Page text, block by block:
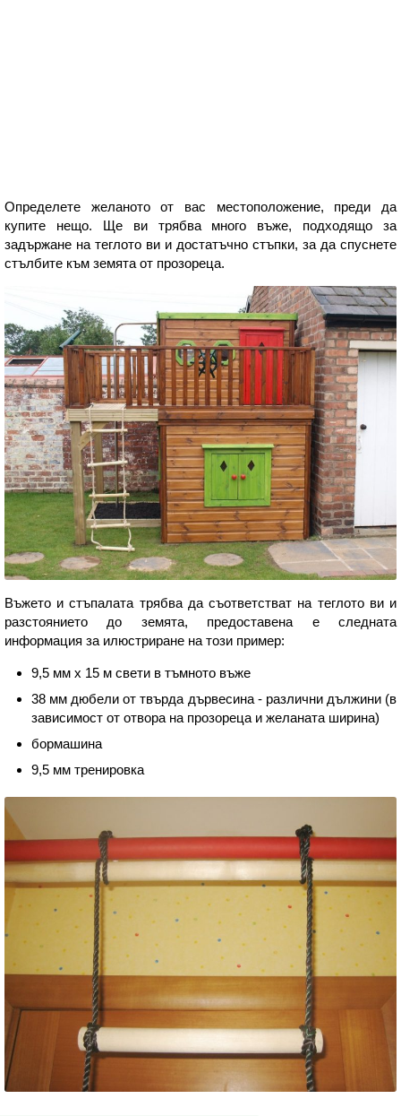
Определете желаното от вас местоположение, преди да
купите нещо. Ще ви трябва много въже, подходящо за
задържане на теглото ви и достатъчно стъпки, за да спуснете
стълбите към земята от прозореца.
Въжето и стъпалата трябва да съответстват на теглото ви и
разстоянието до земята, предоставена е следната
информация за илюстриране на този пример:
9,5 мм х 15 м свети в тъмното въже
38 мм дюбели от твърда дървесина - различни дължини (в
зависимост от отвора на прозореца и желаната ширина)
бормашина
9,5 мм тренировка